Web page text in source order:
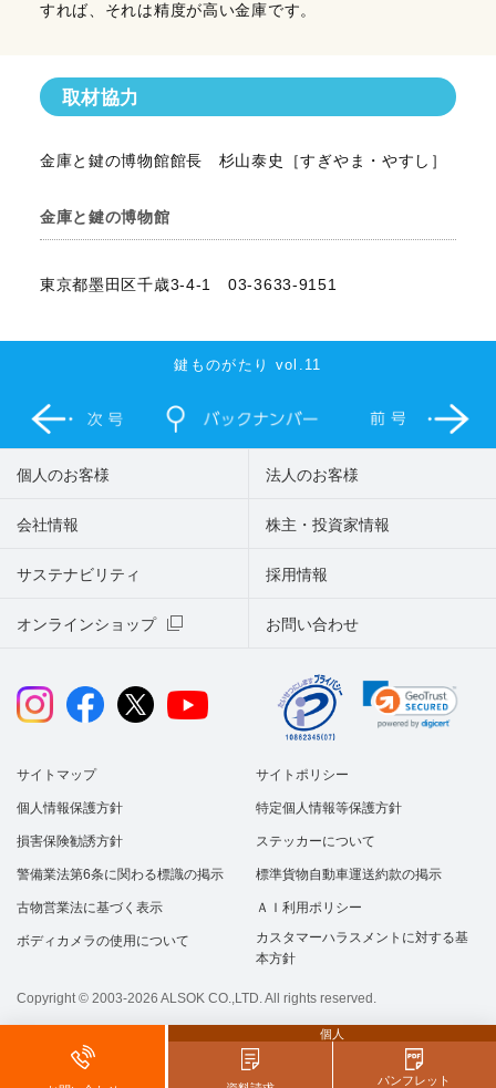
すれば、それは精度が高い金庫です。
取材協力
金庫と鍵の博物館館長 杉山泰史［すぎやま・やすし］
金庫と鍵の博物館
東京都墨田区千歳3-4-1 03-3633-9151
鍵ものがたり vol.11
個人
パンフレット
個人のお客様 法人のお客様
会社情報 株主・投資家情報
サステナビリティ
オンラインショップ お問い合わせ
採用情報
サイトマップ サイトポリシー
個人情報保護方針 特定個人情報等保護方針
損害保険勧誘方針 ステッカーについて
警備業法第6条に関わる標識の掲示 標準貨物自動車運送約款の掲示
古物営業法に基づく表示 ＡＩ利用ポリシー
ボディカメラの使用について
カスタマーハラスメントに対する基
本方針
Copyright © 2003-2026 ALSOK CO.,LTD. All rights reserved.